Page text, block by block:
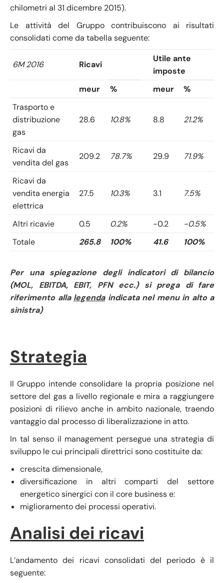
chilometri al 31 dicembre 2015).
Le attività del Gruppo contribuiscono ai risultati
consolidati come da tabella seguente:
6M 2016 Ricavi
Utile ante
imposte
meur
% meur
%
Trasporto e
distribuzione
gas
28.6 10.8% 8.8 21.2%
Ricavi da
vendita del gas
209.2 78.7% 29.9 71.9%
Ricavi da
vendita energia
elettrica
27.5 10.3% 3.1 7.5%
Altri ricavie 0.5 0.2% -0.2
-0.5%
Totale
265.8 100% 41.6 100%
Per una spiegazione degli indicatori di bilancio
(MOL, EBITDA, EBIT, PFN ecc.) si prega di fare
riferimento alla legendaindicata nel menu in alto a
sinistra)
Strategia
Il Gruppo intende consolidare la propria posizione nel
settore del gas a livello regionale e mira a raggiungere
posizioni di rilievo anche in ambito nazionale, traendo
vantaggio dal processo di liberalizzazione in atto.
In tal senso il management persegue una strategia di
sviluppo le cui principali direttrici sono costituite da:
crescita dimensionale,
diversificazione in altri comparti del settore
energetico sinergici con il core business e:
miglioramento dei processi operativi.
Analisi dei ricavi
L’andamento dei ricavi consolidati del periodo è il
seguente: